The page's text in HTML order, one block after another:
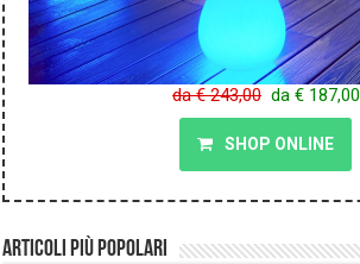
da € 243,00 da € 187,00
SHOP ONLINE
Articoli più popolari